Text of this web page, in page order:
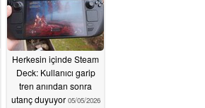
Herkesin içinde Steam
Deck: Kullanıcı garip
tren anından sonra
utanç duyuyor 05/05/2026